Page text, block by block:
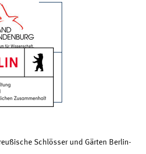
Schlösser und Gärten Berlin-